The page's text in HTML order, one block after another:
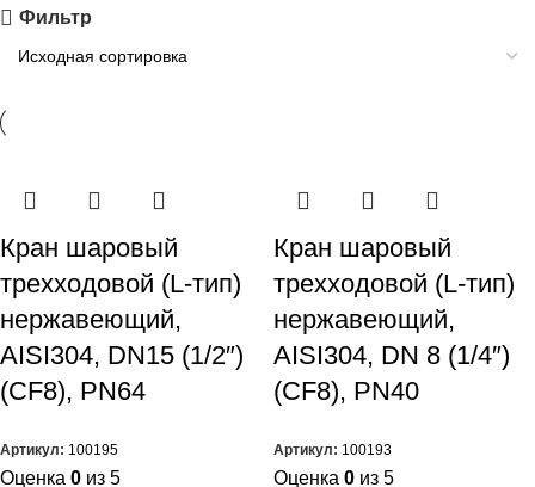
Фильтр
Кран шаровый
трехходовой (L-тип)
нержавеющий,
AISI304, DN15 (1/2″)
(CF8), PN64
Артикул: 100195
Оценка 0 из 5
Кран шаровый
трехходовой (L-тип)
нержавеющий,
AISI304, DN 8 (1/4″)
(CF8), PN40
Артикул: 100193
Оценка 0 из 5